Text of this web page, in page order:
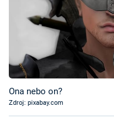
TV Program
Časopis
Sledujte prima+
Ona nebo on?
Zdroj: pixabay.com